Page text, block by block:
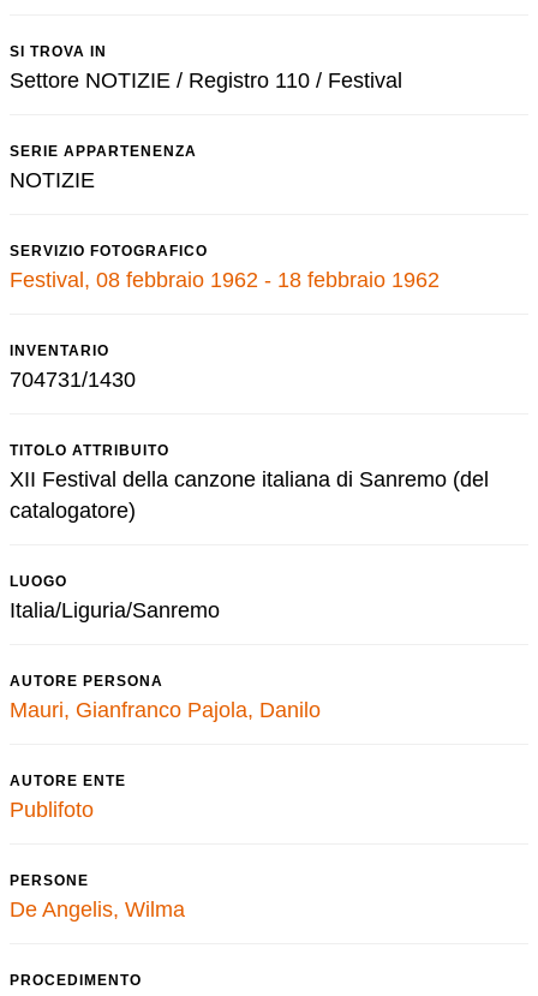
SI TROVA IN
Settore NOTIZIE / Registro 110 / Festival
SERIE APPARTENENZA
NOTIZIE
SERVIZIO FOTOGRAFICO
Festival, 08 febbraio 1962 - 18 febbraio 1962
INVENTARIO
704731/1430
TITOLO ATTRIBUITO
XII Festival della canzone italiana di Sanremo (del
catalogatore)
LUOGO
Italia/Liguria/Sanremo
AUTORE PERSONA
Mauri, Gianfranco Pajola, Danilo
AUTORE ENTE
Publifoto
PERSONE
De Angelis, Wilma
PROCEDIMENTO